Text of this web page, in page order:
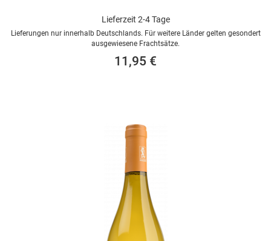
Lieferzeit 2-4 Tage
Lieferungen nur innerhalb Deutschlands. Für weitere Länder gelten gesondert
ausgewiesene Frachtsätze.
11,95 €